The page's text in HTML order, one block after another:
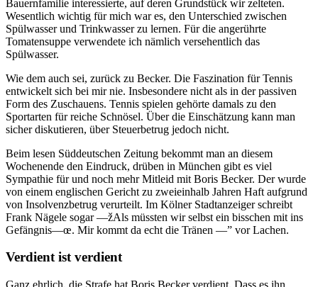
Bauernfamilie interessierte, auf deren Grundstück wir zelteten.
Wesentlich wichtig für mich war es, den Unterschied zwischen
Spülwasser und Trinkwasser zu lernen. Für die angerührte
Tomatensuppe verwendete ich nämlich versehentlich das
Spülwasser.
Wie dem auch sei, zurück zu Becker. Die Faszination für Tennis
entwickelt sich bei mir nie. Insbesondere nicht als in der passiven
Form des Zuschauens. Tennis spielen gehörte damals zu den
Sportarten für reiche Schnösel. Über die Einschätzung kann man
sicher diskutieren, über Steuerbetrug jedoch nicht.
Beim lesen Süddeutschen Zeitung bekommt man an diesem
Wochenende den Eindruck, drüben in München gibt es viel
Sympathie für und noch mehr Mitleid mit Boris Becker. Der wurde
von einem englischen Gericht zu zweieinhalb Jahren Haft aufgrund
von Insolvenzbetrug verurteilt. Im Kölner Stadtanzeiger schreibt
Frank Nägele sogar —žAls müssten wir selbst ein bisschen mit ins
Gefängnis—œ. Mir kommt da echt die Tränen —” vor Lachen.
Verdient ist verdient
Ganz ehrlich, die Strafe hat Boris Becker verdient. Dass es ihn